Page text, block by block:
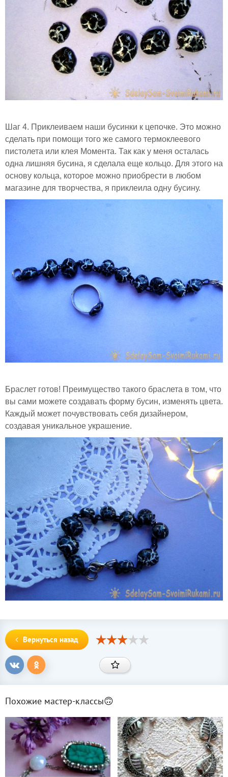
Шаг 4. Приклеиваем наши бусинки к цепочке. Это можно
сделать при помощи того же самого термоклеевого
пистолета или клея Момента. Так как у меня осталась
одна лишняя бусина, я сделала еще кольцо. Для этого на
основу кольца, которое можно приобрести в любом
магазине для творчества, я приклеила одну бусину.
Браслет готов! Преимущество такого браслета в том, что
вы сами можете создавать форму бусин, изменять цвета.
Каждый может почувствовать себя дизайнером,
создавая уникальное украшение.
Вернуться назад
Похожие мастер-классы🙃